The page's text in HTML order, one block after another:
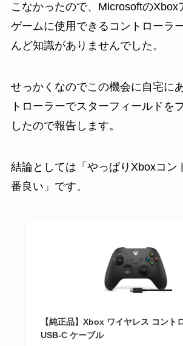
こなかったので、MicrosoftのXbox
ゲームに使用できるコントローラ
んど知識がありませんでした。
せっかくなのでこの機会に自宅に
トローラーでスターフィールドを
したので報告します。
結論としては「やっぱりXboxコン
番良い」です。
【純正品】Xbox ワイヤレス コント
USB-C ケーブル